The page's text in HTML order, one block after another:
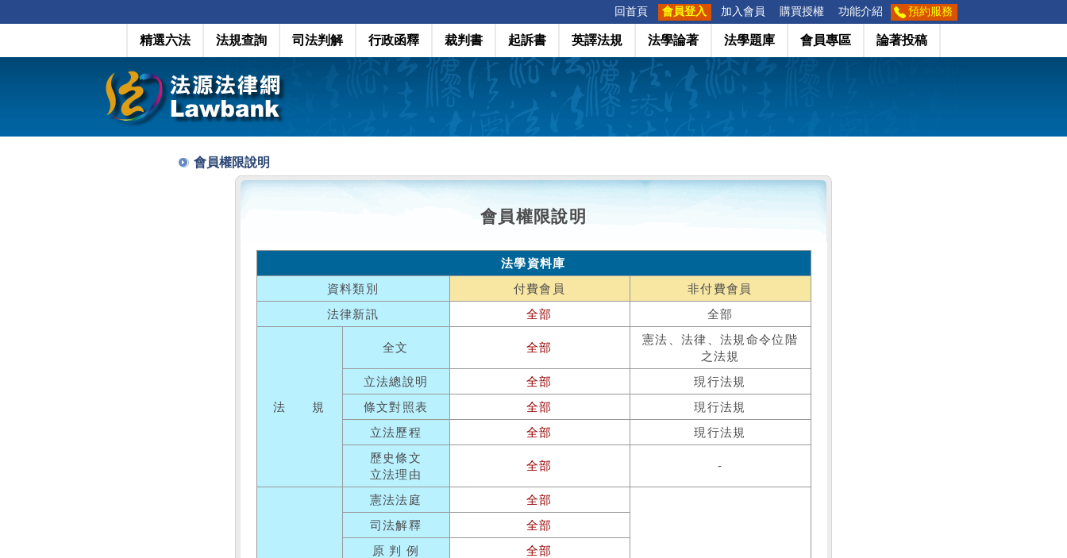
回首頁 會員登入 加入會員 購買授權 功能介紹 預約服務
精選六法 法規查詢 司法判解 行政函釋 裁判書 起訴書 英譯法規 法學論著 法學題庫 會員專區 論著投稿
會員權限說明
會員權限說明
法學資料庫
資料類別
付費會員
非付費會員
法律新訊
全部 全部
法 規
全文 全部
憲法、法律、法規命令位階
之法規
立法總說明
全部
現行法規
條文對照表
全部
現行法規
立法歷程
全部
現行法規
歷史條文
立法理由
全部 -
憲法法庭 全部
司法解釋
全部
原 判 例
全部